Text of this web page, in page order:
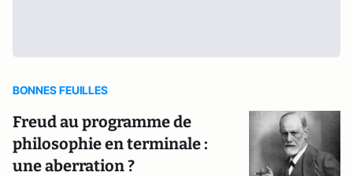
BONNES FEUILLES
Freud au programme de
philosophie en terminale :
une aberration ?